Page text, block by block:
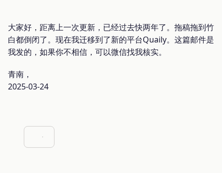
大家好，距离上一次更新，已经过去快两年了。拖稿拖到竹
白都倒闭了。现在我迁移到了新的平台Quaily。这篇邮件是
我发的，如果你不相信，可以微信找我核实。
青南，
2025-03-24